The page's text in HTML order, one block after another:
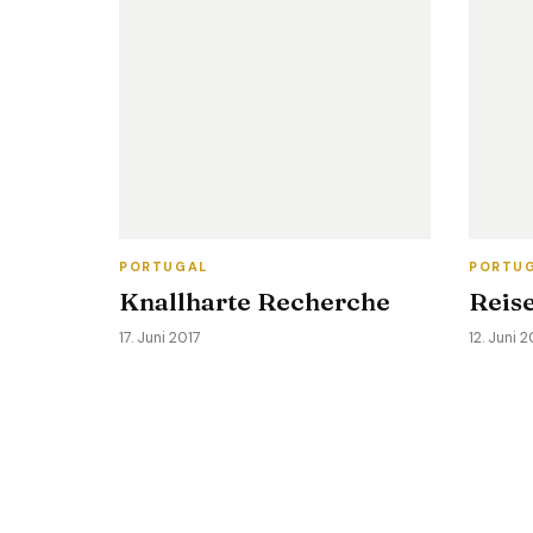
PORTUGAL
Knallharte Recherche
17. Juni 2017 12. Juni